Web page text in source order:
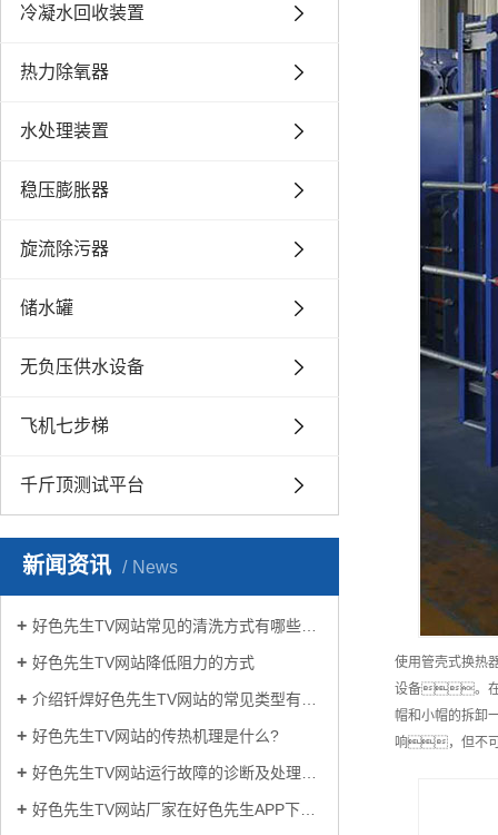
冷凝水回收装置
热力除氧器
水处理装置
稳压膨胀器
旋流除污器
储水罐
无负压供水设备
飞机七步梯
千斤顶测试平台
新闻资讯 News
好色先生TV网站常见的清洗方式有哪些？
好色先生TV网站降低阻力的方式
介绍钎焊好色先生TV网站的常见类型有哪些
好色先生TV网站的传热机理是什么?
好色先生TV网站运行故障的诊断及处理方法
好色先生TV网站厂家在好色先生APP下载苹果手机安装生活中有哪些作用？
使用管壳式换
设备。在
帽和小帽的拆卸
响，但不